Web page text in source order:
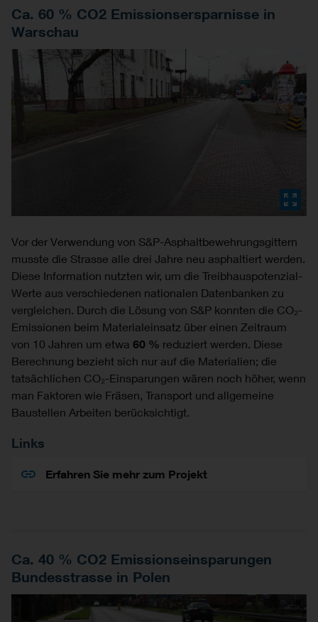
Ca. 60 % CO2 Emissionsersparnisse in
Warschau
Vor der Verwendung von S&P-Asphaltbewehrungsgittern
musste die Strasse alle drei Jahre neu asphaltiert werden.
Diese Information nutzten wir, um die Treibhauspotenzial-
Werte aus verschiedenen nationalen Datenbanken zu
vergleichen. Durch die Lösung von S&P konnten die CO₂-
Emissionen beim Materialeinsatz über einen Zeitraum
von 10 Jahren um etwa 60 % reduziert werden. Diese
Berechnung bezieht sich nur auf die Materialien; die
tatsächlichen CO₂-Einsparungen wären noch höher, wenn
man Faktoren wie Fräsen, Transport und allgemeine
Baustellen Arbeiten berücksichtigt.
Links
Erfahren Sie mehr zum Projekt
Ca. 40 % CO2 Emissionseinsparungen
Bundesstrasse in Polen